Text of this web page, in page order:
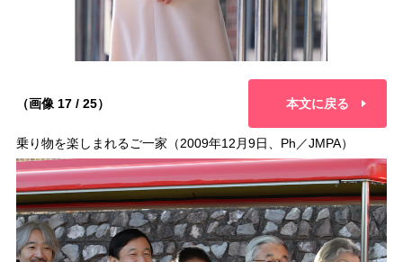
（画像 17 / 25） 本文に戻る
乗り物を楽しまれるご一家（2009年12月9日、Ph／JMPA）